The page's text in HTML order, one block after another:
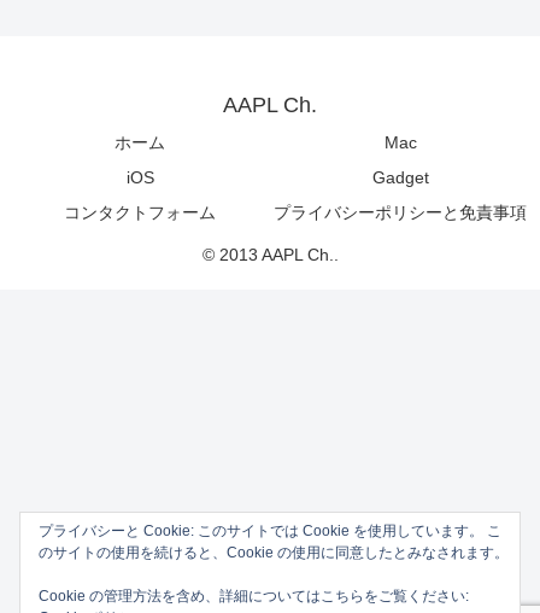
AAPL Ch.
ホーム
Mac
iOS
Gadget
コンタクトフォーム
プライバシーポリシーと免責事項
© 2013 AAPL Ch..
プライバシーと Cookie: このサイトでは Cookie を使用しています。 こ
のサイトの使用を続けると、Cookie の使用に同意したとみなされます。
Cookie の管理方法を含め、詳細についてはこちらをご覧ください: